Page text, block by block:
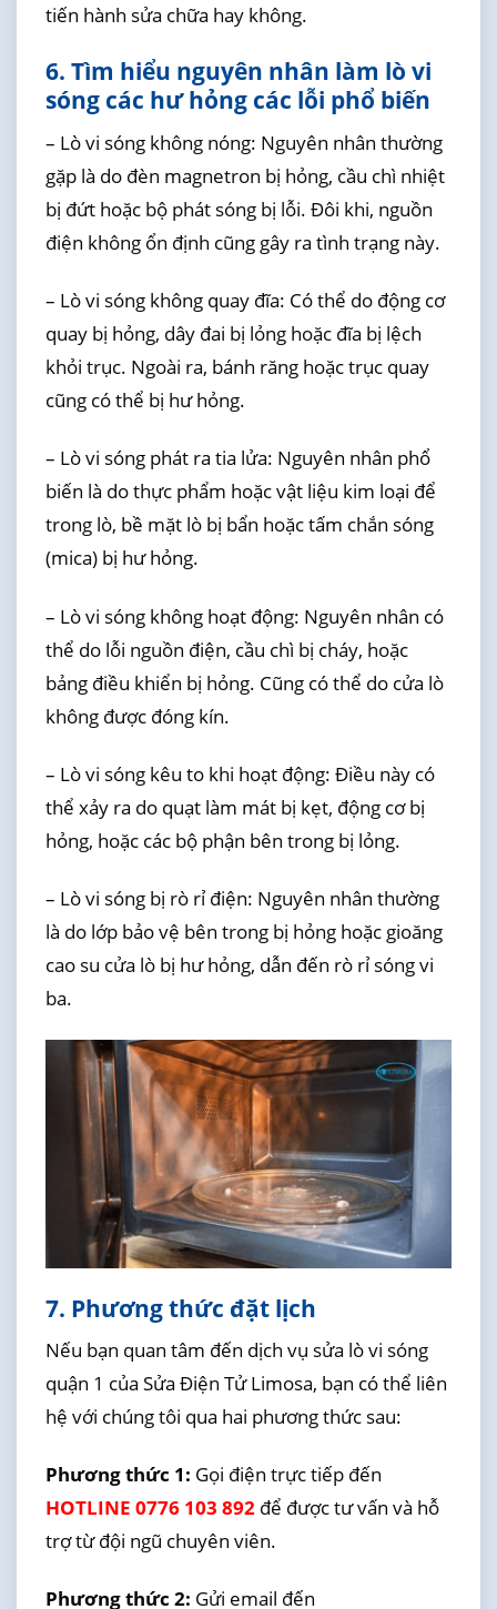
tiến hành sửa chữa hay không.
6. Tìm hiểu nguyên nhân làm lò vi
sóng các hư hỏng các lỗi phổ biến
– Lò vi sóng không nóng: Nguyên nhân thường
gặp là do đèn magnetron bị hỏng, cầu chì nhiệt
bị đứt hoặc bộ phát sóng bị lỗi. Đôi khi, nguồn
điện không ổn định cũng gây ra tình trạng này.
– Lò vi sóng không quay đĩa: Có thể do động cơ
quay bị hỏng, dây đai bị lỏng hoặc đĩa bị lệch
khỏi trục. Ngoài ra, bánh răng hoặc trục quay
cũng có thể bị hư hỏng.
– Lò vi sóng phát ra tia lửa: Nguyên nhân phổ
biến là do thực phẩm hoặc vật liệu kim loại để
trong lò, bề mặt lò bị bẩn hoặc tấm chắn sóng
(mica) bị hư hỏng.
– Lò vi sóng không hoạt động: Nguyên nhân có
thể do lỗi nguồn điện, cầu chì bị cháy, hoặc
bảng điều khiển bị hỏng. Cũng có thể do cửa lò
không được đóng kín.
– Lò vi sóng kêu to khi hoạt động: Điều này có
thể xảy ra do quạt làm mát bị kẹt, động cơ bị
hỏng, hoặc các bộ phận bên trong bị lỏng.
– Lò vi sóng bị rò rỉ điện: Nguyên nhân thường
là do lớp bảo vệ bên trong bị hỏng hoặc gioăng
cao su cửa lò bị hư hỏng, dẫn đến rò rỉ sóng vi
ba.
7. Phương thức đặt lịch
Nếu bạn quan tâm đến dịch vụ sửa lò vi sóng
quận 1 của Sửa Điện Tử Limosa, bạn có thể liên
hệ với chúng tôi qua hai phương thức sau:
Phương thức 1: Gọi điện trực tiếp đến
HOTLINE 0776 103 892để được tư vấn và hỗ
trợ từ đội ngũ chuyên viên.
Phương thức 2: Gửi email đến